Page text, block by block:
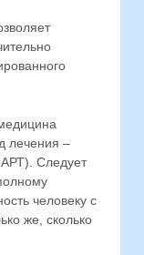
лечения –
Следует
человеку с
же, сколько